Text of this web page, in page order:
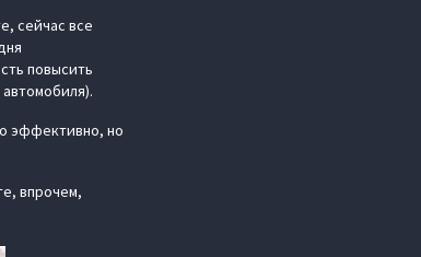
сейчас все
повысить
эффективно, но
впрочем,